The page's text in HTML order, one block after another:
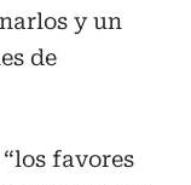
y un
de
favores